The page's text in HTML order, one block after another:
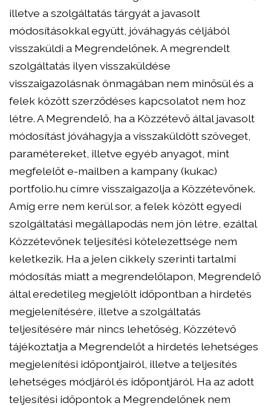
illetve a szolgáltatás tárgyát a javasolt
módosításokkal együtt, jóváhagyás céljából
visszaküldi a Megrendelőnek. A megrendelt
szolgáltatás ilyen visszaküldése
visszaigazolásnak önmagában nem minősül és a
felek között szerződéses kapcsolatot nem hoz
létre. A Megrendelő, ha a Közzétevő által javasolt
módosítást jóváhagyja a visszaküldött szöveget,
paramétereket, illetve egyéb anyagot, mint
megfelelőt e-mailben a kampany (kukac)
portfolio.hu címre visszaigazolja a Közzétevőnek.
Amíg erre nem kerül sor, a felek között egyedi
szolgáltatási megállapodás nem jön létre, ezáltal
Közzétevőnek teljesítési kötelezettsége nem
keletkezik. Ha a jelen cikkely szerinti tartalmi
módosítás miatt a megrendelőlapon, Megrendelő
által eredetileg megjelölt időpontban a hirdetés
megjelenítésére, illetve a szolgáltatás
teljesítésére már nincs lehetőség, Közzétevő
tájékoztatja a Megrendelőt a hirdetés lehetséges
megjelenítési időpontjairól, illetve a teljesítés
lehetséges módjáról és időpontjáról. Ha az adott
teljesítési időpontok a Megrendelőnek nem